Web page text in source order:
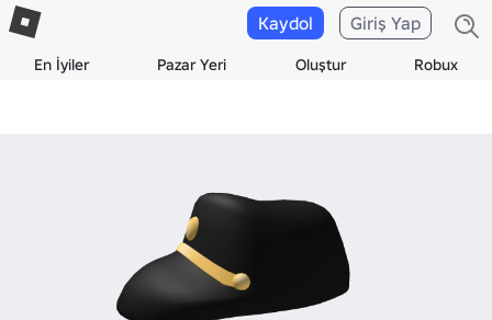
En İyiler Pazar Yeri Oluştur Robux
Kaydol Giriş Yap